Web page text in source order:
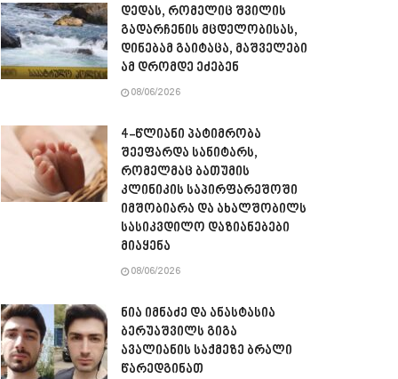
დედას, რომელიც შვილის
გადარჩენის მცდელობისას,
დინებამ გაიტაცა, მაშველები
ამ დრომდე ეძებენ
08/06/2026
4-წლიანი პატიმრობა
შეეფარდა სანიტარს,
რომელმაც ბათუმის
კლინიკის საპირფარეშოში
იმშობიარა და ახალშობილს
სასიკვდილო დაზიანებები
მიაყენა
08/06/2026
ნია იმნაძე და ანასტასია
ბერუაშვილს გიგა
ავალიანის საქმეზე ბრალი
წარედგინათ